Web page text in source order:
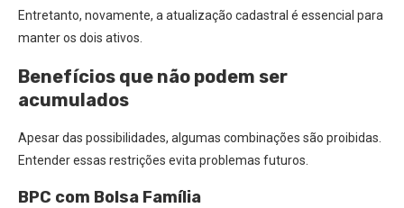
Entretanto, novamente, a atualização cadastral é essencial para
manter os dois ativos.
Benefícios que não podem ser
acumulados
Apesar das possibilidades, algumas combinações são proibidas.
Entender essas restrições evita problemas futuros.
BPC com Bolsa Família